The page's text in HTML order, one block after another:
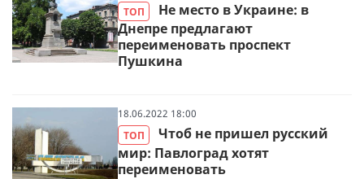
ТОП
Не место в Украине: в
Днепре предлагают
переименовать проспект
Пушкина
18.06.2022 18:00
ТОП
Чтоб не пришел русский
мир: Павлоград хотят
переименовать